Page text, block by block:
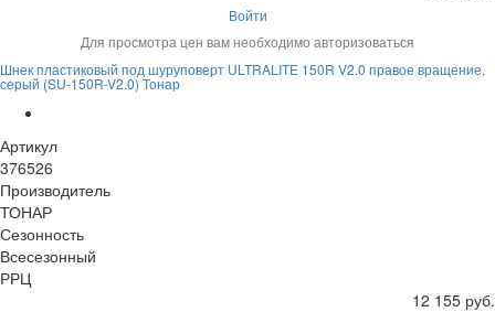
Войти
Для просмотра цен вам необходимо авторизоваться
Шнек пластиковый под шуруповерт ULTRALITE 150R V2.0 правое вращение,
серый (SU-150R-V2.0) Тонар
Артикул
376526
Производитель
ТОНАР
Сезонность
Всесезонный
РРЦ
12 155 руб.